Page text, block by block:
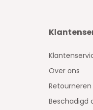
Over ons
Beschadigd